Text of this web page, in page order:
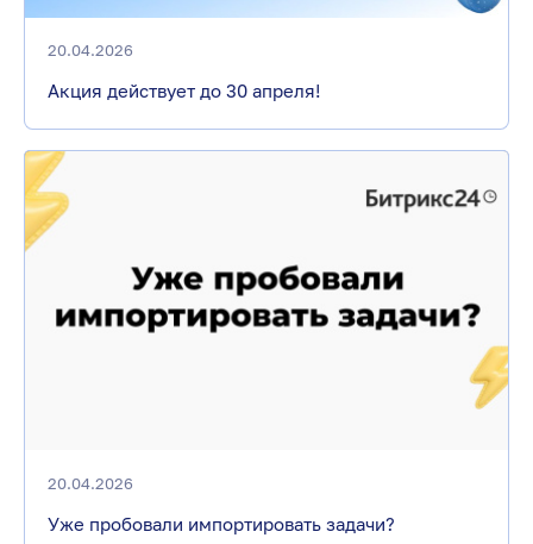
20.04.2026
Акция действует до 30 апреля!
20.04.2026
Уже пробовали импортировать задачи?